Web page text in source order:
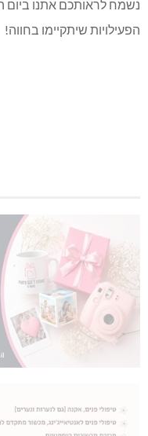
הפעילויות שיתקיימו בחווה!